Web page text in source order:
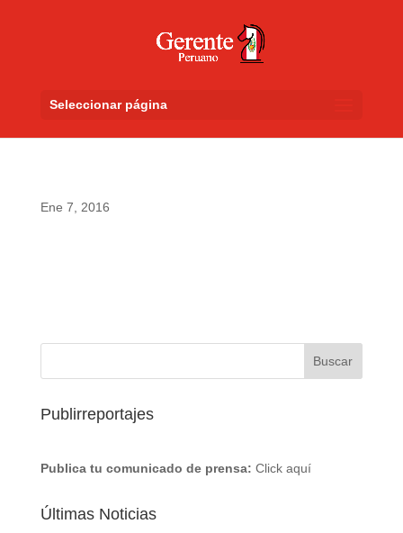
Seleccionar página
Ene 7, 2016
Publirreportajes
Publica tu comunicado de prensa: Click aquí
Últimas Noticias